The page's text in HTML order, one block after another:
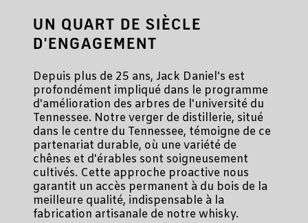
UN QUART DE SIÈCLE
D'ENGAGEMENT
Depuis plus de 25 ans, Jack Daniel's est
profondément impliqué dans le programme
d'amélioration des arbres de l'université du
Tennessee. Notre verger de distillerie, situé
dans le centre du Tennessee, témoigne de ce
partenariat durable, où une variété de
chênes et d'érables sont soigneusement
cultivés. Cette approche proactive nous
garantit un accès permanent à du bois de la
meilleure qualité, indispensable à la
fabrication artisanale de notre whisky.